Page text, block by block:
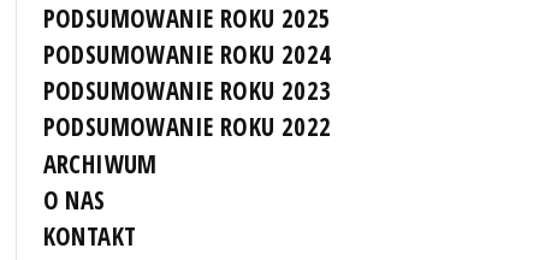
PODSUMOWANIE ROKU 2025
PODSUMOWANIE ROKU 2024
PODSUMOWANIE ROKU 2023
PODSUMOWANIE ROKU 2022
ARCHIWUM
O NAS
KONTAKT